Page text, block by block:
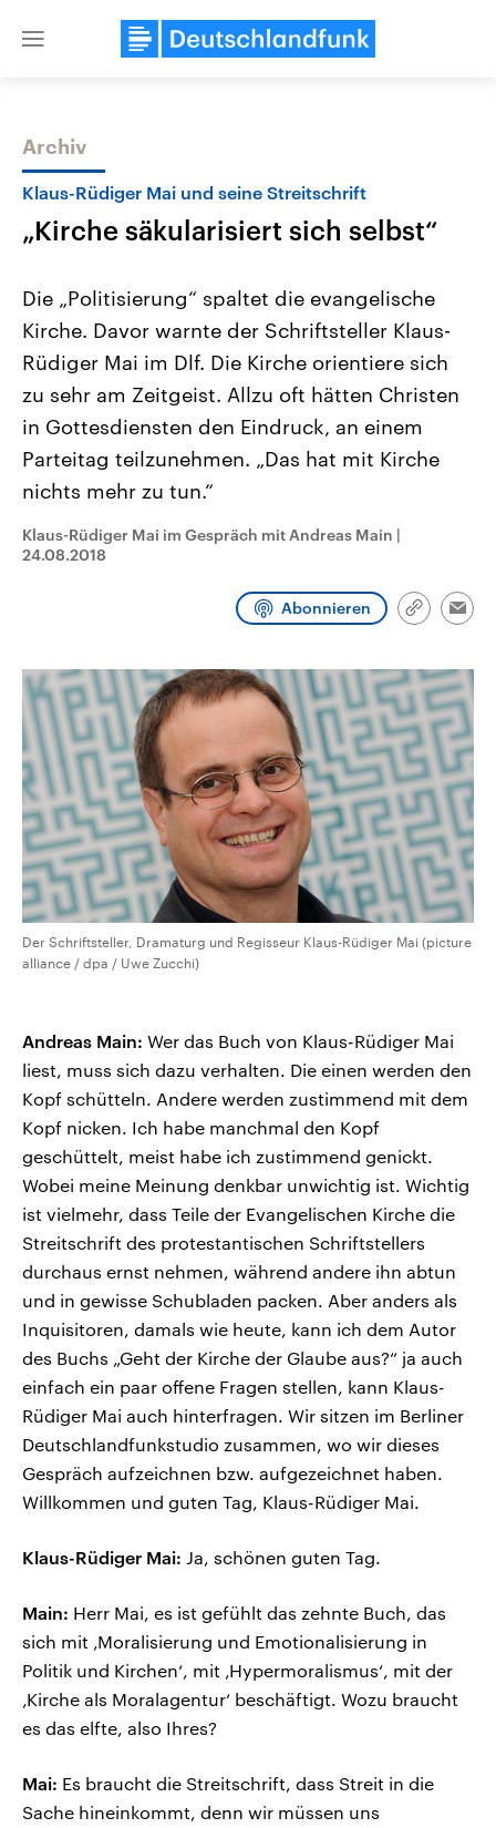
Close
Themen
Landtagswahl Sachsen-Anhalt
2026
Alle Informationen
Sachsen-Anhalt wählt am 6.
September 2026 einen neuen
Landtag. Seit 2021 wird das
Bundesland von einer Koalition aus
Umfragen, Prognosen,
Wahlprogramme, aktuelle Berichte
und Hintergründe zu den Parteien
USA
Aktuelle Beiträge,
Hintergründe
Wirtschaftlich und
gehören die Vereinigten
Sendungen
Archiv
Klaus-Rüdiger Mai und seine Streitschrift
„Kirche säkularisiert sich selbst“
Die „Politisierung“ spaltet die evangelische
Kirche. Davor warnte der Schriftsteller Klaus-
Rüdiger Mai im Dlf. Die Kirche orientiere sich
zu sehr am Zeitgeist. Allzu oft hätten Christen
in Gottesdiensten den Eindruck, an einem
Parteitag teilzunehmen. „Das hat mit Kirche
nichts mehr zu tun.“
Klaus-Rüdiger Mai im Gespräch mit Andreas Main |
24.08.2018
Abonnieren
Link
Der Schriftsteller, Dramaturg und Regisseur Klaus-Rüdiger Mai (picture
alliance / dpa / Uwe Zucchi)
Andreas Main: Wer das Buch von Klaus-Rüdiger Mai
liest, muss sich dazu verhalten. Die einen werden den
Kopf schütteln. Andere werden zustimmend mit dem
Kopf nicken. Ich habe manchmal den Kopf
geschüttelt, meist habe ich zustimmend genickt.
Wobei meine Meinung denkbar unwichtig ist. Wichtig
ist vielmehr, dass Teile der Evangelischen Kirche die
Streitschrift des protestantischen Schriftstellers
durchaus ernst nehmen, während andere ihn abtun
und in gewisse Schubladen packen. Aber anders als
Inquisitoren, damals wie heute, kann ich dem Autor
des Buchs „Geht der Kirche der Glaube aus?“ ja auch
einfach ein paar offene Fragen stellen, kann Klaus-
Rüdiger Mai auch hinterfragen. Wir sitzen im Berliner
Deutschlandfunkstudio zusammen, wo wir dieses
Gespräch aufzeichnen bzw. aufgezeichnet haben.
Willkommen und guten Tag, Klaus-Rüdiger Mai.
Klaus-Rüdiger Mai: Ja, schönen guten Tag.
Main: Herr Mai, es ist gefühlt das zehnte Buch, das
sich mit ‚Moralisierung und Emotionalisierung in
Politik und Kirchen‘, mit ‚Hypermoralismus‘, mit der
‚Kirche als Moralagentur‘ beschäftigt. Wozu braucht
es das elfte, also Ihres?
Mai: Es braucht die Streitschrift, dass Streit in die
Sache hineinkommt, denn wir müssen uns